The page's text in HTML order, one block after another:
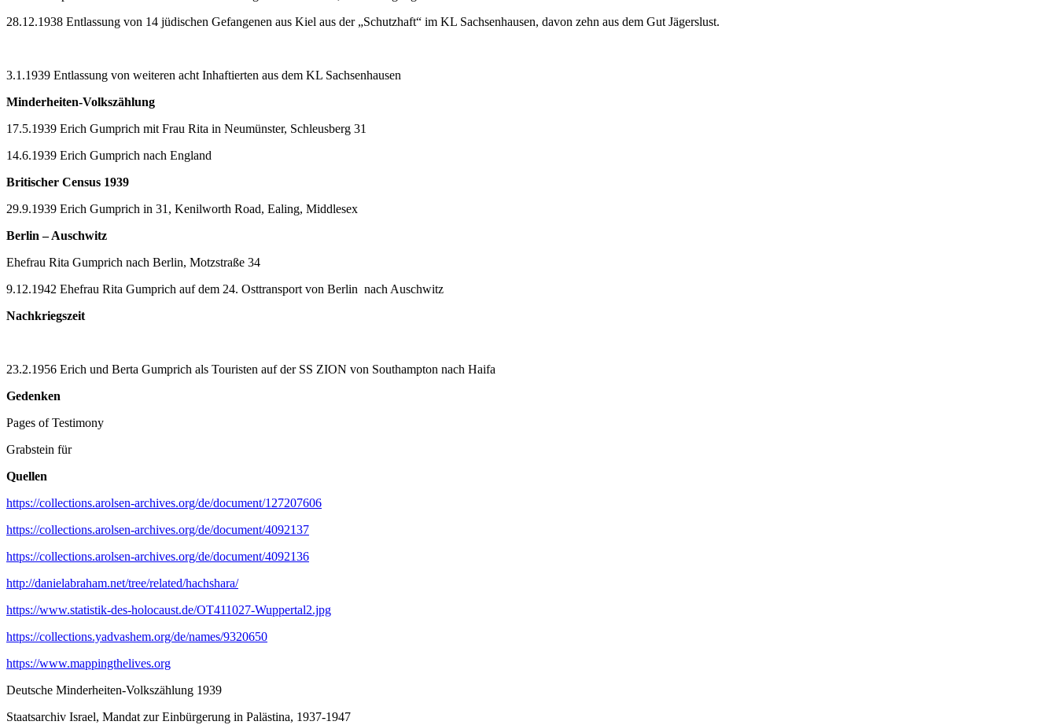
28.12.1938 Entlassung von 14 jüdischen Gefangenen aus Kiel aus der „Schutzhaft“ im KL Sachsenhausen, davon zehn aus dem Gut Jägerslust.
3.1.1939 Entlassung von weiteren acht Inhaftierten aus dem KL Sachsenhausen
Minderheiten-Volkszählung
17.5.1939 Erich Gumprich mit Frau Rita in Neumünster, Schleusberg 31
14.6.1939 Erich Gumprich nach England
Britischer Census 1939
29.9.1939 Erich Gumprich in 31, Kenilworth Road, Ealing, Middlesex
Berlin – Auschwitz
Ehefrau Rita Gumprich nach Berlin, Motzstraße 34
9.12.1942 Ehefrau Rita Gumprich auf dem 24. Osttransport von Berlin nach Auschwitz
Nachkriegszeit
23.2.1956 Erich und Berta Gumprich als Touristen auf der SS ZION von Southampton nach Haifa
Gedenken
Pages of Testimony
Grabstein für
Quellen
https://collections.arolsen-archives.org/de/document/127207606
https://collections.arolsen-archives.org/de/document/4092137
https://collections.arolsen-archives.org/de/document/4092136
http://danielabraham.net/tree/related/hachshara/
https://www.statistik-des-holocaust.de/OT411027-Wuppertal2.jpg
https://collections.yadvashem.org/de/names/9320650
https://www.mappingthelives.org
Deutsche Minderheiten-Volkszählung 1939
Staatsarchiv Israel, Mandat zur Einbürgerung in Palästina, 1937-1947